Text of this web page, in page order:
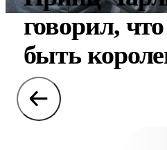
говорил,
быть